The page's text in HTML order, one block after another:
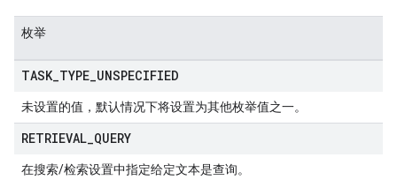
枚举
TASK_ TYPE UNSPECIFIED
未设置的值，默认情况下将设置为其他枚举值之一。
RETRIEVAL QUERY
在搜索/检索设置中指定给定文本是查询。